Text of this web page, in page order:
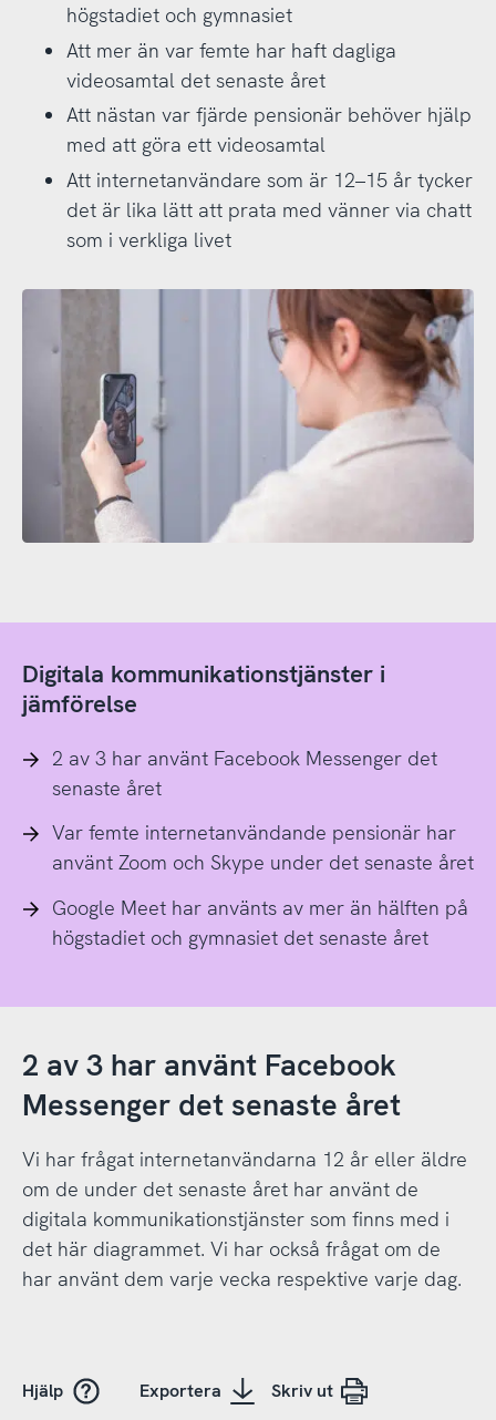
högstadiet och gymnasiet
Att mer än var femte har haft dagliga
videosamtal det senaste året
Att nästan var fjärde pensionär behöver hjälp
med att göra ett videosamtal
Att internetanvändare som är 12–15 år tycker
det är lika lätt att prata med vänner via chatt
som i verkliga livet
Digitala kommunikationstjänster i
jämförelse
2 av 3 har använt Facebook Messenger det
senaste året
Var femte internetanvändande pensionär har
använt Zoom och Skype under det senaste året
Google Meet har använts av mer än hälften på
högstadiet och gymnasiet det senaste året
2 av 3 har använt Facebook
Messenger det senaste året
Vi har frågat internetanvändarna 12 år eller äldre
om de under det senaste året har använt de
digitala kommunikationstjänster som finns med i
det här diagrammet. Vi har också frågat om de
har använt dem varje vecka respektive varje dag.
Hjälp Exportera Skriv ut